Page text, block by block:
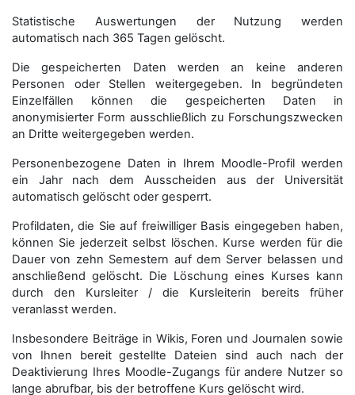
Statistische Auswertungen der Nutzung werden
automatisch nach 365 Tagen gelöscht.
Die gespeicherten Daten werden an keine anderen
Personen oder Stellen weitergegeben. In begründeten
Einzelfällen können die gespeicherten Daten in
anonymisierter Form aus­schließ­lich zu Forschungszwecken
an Dritte weitergegeben werden.
Personenbezogene Daten in Ihrem Moodle-Profil werden
ein Jahr nach dem Ausscheiden aus der Universität
automatisch gelöscht oder gesperrt.
Profildaten, die Sie auf freiwilliger Basis eingegeben haben,
können Sie jederzeit selbst löschen. Kurse werden für die
Dauer von zehn Semestern auf dem Server belassen und
anschließend gelöscht. Die Löschung eines Kurses kann
durch den Kursleiter / die Kursleiterin bereits früher
veranlasst werden.
Insbesondere Beiträge in Wikis, Foren und Journalen sowie
von Ihnen bereit gestellte Dateien sind auch nach der
Deaktivierung Ihres Moodle-Zugangs für andere Nutzer so
lange abrufbar, bis der betroffene Kurs gelöscht wird.